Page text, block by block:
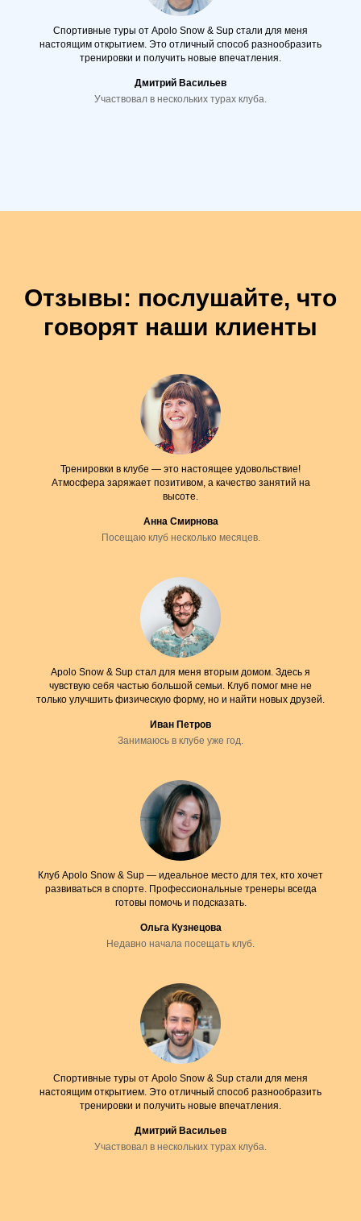
Спортивные туры от Apolo Snow & Sup стали для меня
настоящим открытием. Это отличный способ разнообразить
тренировки и получить новые впечатления.
Дмитрий Васильев
Участвовал в нескольких турах клуба.
Отзывы: послушайте, что
говорят наши клиенты
Тренировки в клубе — это настоящее удовольствие!
Атмосфера заряжает позитивом, а качество занятий на
высоте.
Анна Смирнова
Посещаю клуб несколько месяцев.
Apolo Snow & Sup стал для меня вторым домом. Здесь я
чувствую себя частью большой семьи. Клуб помог мне не
только улучшить физическую форму, но и найти новых друзей.
Иван Петров
Занимаюсь в клубе уже год.
Клуб Apolo Snow & Sup — идеальное место для тех, кто хочет
развиваться в спорте. Профессиональные тренеры всегда
готовы помочь и подсказать.
Ольга Кузнецова
Недавно начала посещать клуб.
Спортивные туры от Apolo Snow & Sup стали для меня
настоящим открытием. Это отличный способ разнообразить
тренировки и получить новые впечатления.
Дмитрий Васильев
Участвовал в нескольких турах клуба.